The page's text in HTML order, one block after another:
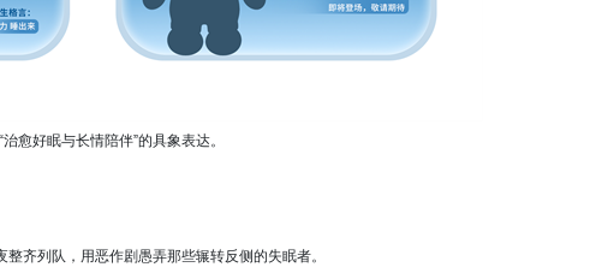
好眠与长情陪伴”的具象表达。
齐列队，用恶作剧愚弄那些辗转反侧的失眠者。